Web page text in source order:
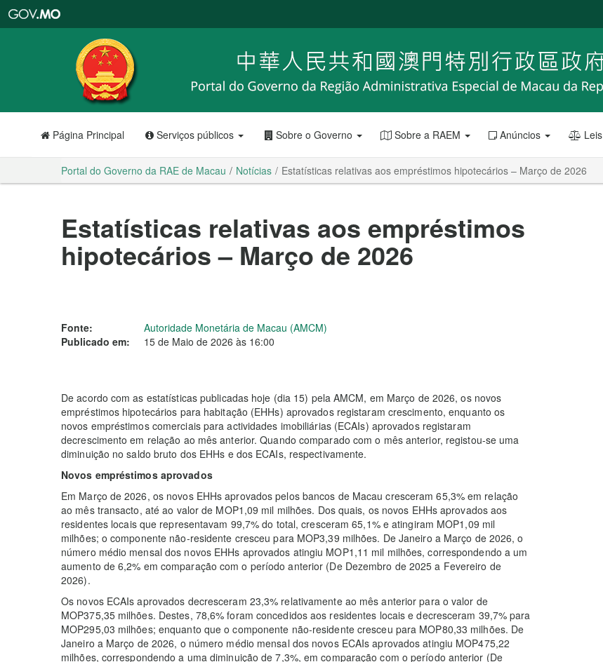
RAE
de
Macau
Página Principal Serviços públicos Sobre o Governo Sobre a RAEM Anúncios Leis
Portal do Governo da RAE de Macau Notícias Estatísticas relativas aos empréstimos hipotecários – Março de 2026
Estatísticas relativas aos empréstimos
hipotecários – Março de 2026
Fonte:
Autoridade Monetária de Macau (AMCM)
Publicado em:
15 de Maio de 2026 às 16:00
De acordo com as estatísticas publicadas hoje (dia 15) pela AMCM, em Março de 2026, os novos
empréstimos hipotecários para habitação (EHHs) aprovados registaram crescimento, enquanto os
novos empréstimos comerciais para actividades imobiliárias (ECAIs) aprovados registaram
decrescimento em relação ao mês anterior. Quando comparado com o mês anterior, registou-se uma
diminuição no saldo bruto dos EHHs e dos ECAIs, respectivamente.
Novos empréstimos aprovados
Em Março de 2026, os novos EHHs aprovados pelos bancos de Macau cresceram 65,3% em relação
ao mês transacto, até ao valor de MOP1,09 mil milhões. Dos quais, os novos EHHs aprovados aos
residentes locais que representavam 99,7% do total, cresceram 65,1% e atingiram MOP1,09 mil
milhões; o componente não-residente cresceu para MOP3,39 milhões. De Janeiro a Março de 2026, o
número médio mensal dos novos EHHs aprovados atingiu MOP1,11 mil milhões, correspondendo a um
aumento de 6,2% em comparação com o período anterior (De Dezembro de 2025 a Fevereiro de
2026).
Os novos ECAIs aprovados decresceram 23,3% relativamente ao mês anterior para o valor de
MOP375,35 milhões. Destes, 78,6% foram concedidos aos residentes locais e decresceram 39,7% para
MOP295,03 milhões; enquanto que o componente não-residente cresceu para MOP80,33 milhões. De
Janeiro a Março de 2026, o número médio mensal dos novos ECAIs aprovados atingiu MOP475,22
milhões, correspondendo a uma diminuição de 7,3%, em comparação com o período anterior (De